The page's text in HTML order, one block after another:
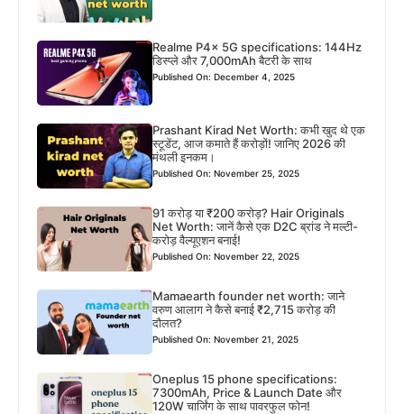
Realme P4x 5G specifications: 144Hz
डिस्प्ले और 7,000mAh बैटरी के साथ
Published On: December 4, 2025
Prashant Kirad Net Worth: कभी खुद थे एक
स्टूडेंट, आज कमाते हैं करोड़ों! जानिए 2026 की
मंथली इनकम।
Published On: November 25, 2025
91 करोड़ या ₹200 करोड़? Hair Originals
Net Worth: जानें कैसे एक D2C ब्रांड ने मल्टी-
करोड़ वैल्यूएशन बनाई!
Published On: November 22, 2025
Mamaearth founder net worth: जाने
वरुण आलाग ने कैसे बनाई ₹2,715 करोड़ की
दौलत?
Published On: November 21, 2025
Oneplus 15 phone specifications:
7300mAh, Price & Launch Date और
120W चार्जिंग के साथ पावरफुल फोन!